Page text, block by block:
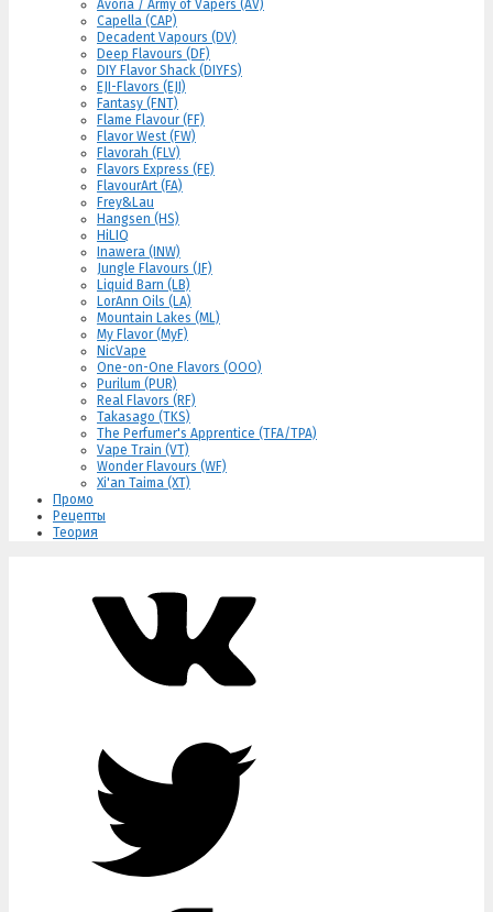
Avoria / Army of Vapers (AV)
Capella (CAP)
Decadent Vapours (DV)
Deep Flavours (DF)
DIY Flavor Shack (DIYFS)
EJI-Flavors (EJI)
Fantasy (FNT)
Flame Flavour (FF)
Flavor West (FW)
Flavorah (FLV)
Flavors Express (FE)
FlavourArt (FA)
Frey&Lau
Hangsen (HS)
HiLIQ
Inawera (INW)
Jungle Flavours (JF)
Liquid Barn (LB)
LorAnn Oils (LA)
Mountain Lakes (ML)
My Flavor (MyF)
NicVape
One-on-One Flavors (OOO)
Purilum (PUR)
Real Flavors (RF)
Takasago (TKS)
The Perfumer's Apprentice (TFA/TPA)
Vape Train (VT)
Wonder Flavours (WF)
Xi'an Taima (XT)
Промо
Рецепты
Теория